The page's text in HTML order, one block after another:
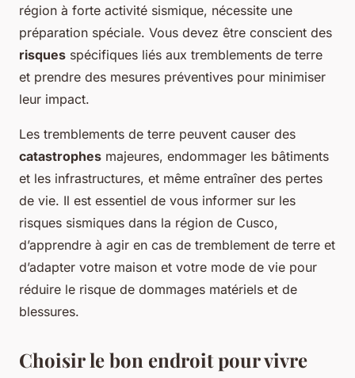
région à forte activité sismique, nécessite une
préparation spéciale. Vous devez être conscient des
risques spécifiques liés aux tremblements de terre
et prendre des mesures préventives pour minimiser
leur impact.
Les tremblements de terre peuvent causer des
catastrophes majeures, endommager les bâtiments
et les infrastructures, et même entraîner des pertes
de vie. Il est essentiel de vous informer sur les
risques sismiques dans la région de Cusco,
d’apprendre à agir en cas de tremblement de terre et
d’adapter votre maison et votre mode de vie pour
réduire le risque de dommages matériels et de
blessures.
Choisir le bon endroit pour vivre